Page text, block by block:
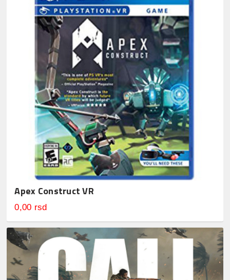
Apex Construct VR
0,00 rsd